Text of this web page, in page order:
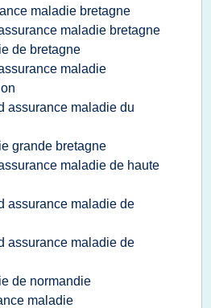
maladie bretagne
maladie bretagne
de bretagne
maladie
assurance maladie du
grande bretagne
maladie de haute
assurance maladie de
assurance maladie de
de normandie
maladie